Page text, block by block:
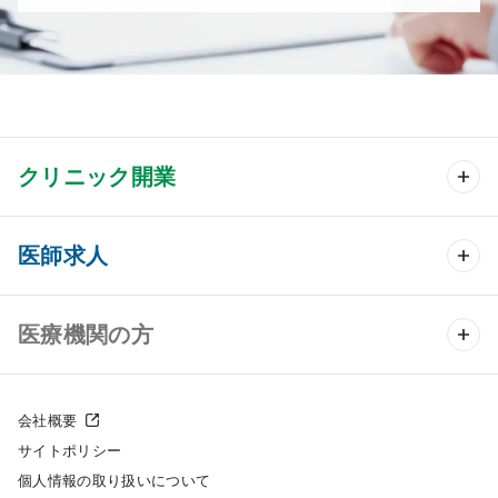
クリニック開業
クリニック開業 TOP
クリニック物件検索
クリニックの開業スタイル
クリニック開業までの流れ
医師求人
医師求人 TOP
常勤求人検索
医療機関の方
採用をお考えの医療機関の方
会社概要
サイトポリシー
個人情報の取り扱いについて